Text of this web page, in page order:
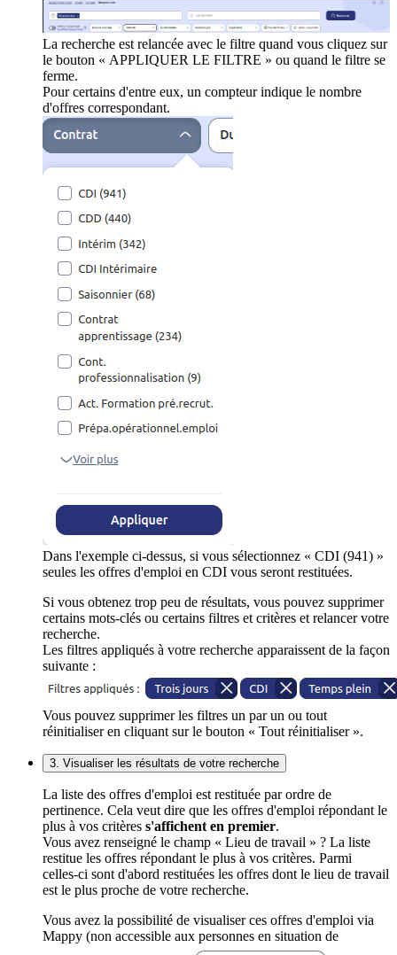
La recherche est relancée avec le filtre quand vous cliquez sur
le bouton « APPLIQUER LE FILTRE » ou quand le filtre se
ferme.
Pour certains d'entre eux, un compteur indique le nombre
d'offres correspondant.
Dans l'exemple ci-dessus, si vous sélectionnez « CDI (941) »
seules les offres d'emploi en CDI vous seront restituées.
Si vous obtenez trop peu de résultats, vous pouvez supprimer
certains mots-clés ou certains filtres et critères et relancer votre
recherche.
Les filtres appliqués à votre recherche apparaissent de la façon
suivante :
Vous pouvez supprimer les filtres un par un ou tout
réinitialiser en cliquant sur le bouton « Tout réinitialiser ».
3. Visualiser les résultats de votre recherche
La liste des offres d'emploi est restituée par ordre de
pertinence. Cela veut dire que les offres d'emploi répondant le
plus à vos critères s'affichent en premier.
Vous avez renseigné le champ « Lieu de travail » ? La liste
restitue les offres répondant le plus à vos critères. Parmi
celles-ci sont d'abord restituées les offres dont le lieu de travail
est le plus proche de votre recherche.
Vous avez la possibilité de visualiser ces offres d'emploi via
Mappy (non accessible aux personnes en situation de